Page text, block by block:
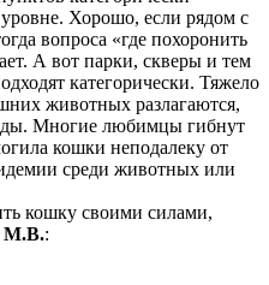
Хорошо, если рядом с
вопроса «где похоронить
А вот парки, скверы и тем
категорически. Тяжело
животных разлагаются,
Многие любимцы гибнут
кошки неподалеку от
среди животных или
кошку своими силами,
М.В.: